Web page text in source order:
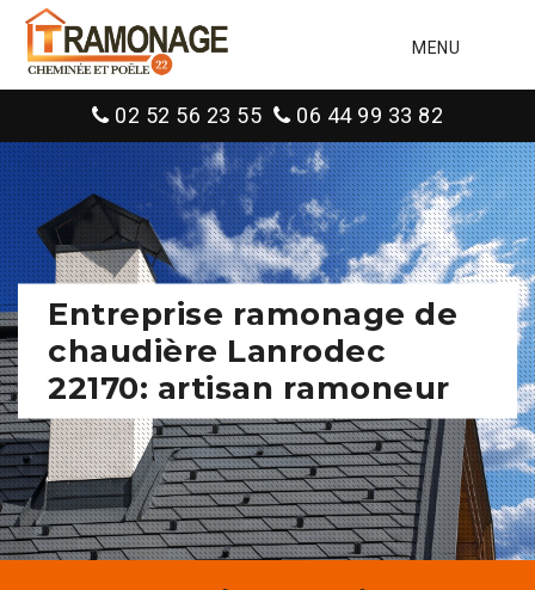
MENU
02 52 56 23 55 06 44 99 33 82
Entreprise ramonage de
chaudière Lanrodec
22170: artisan ramoneur